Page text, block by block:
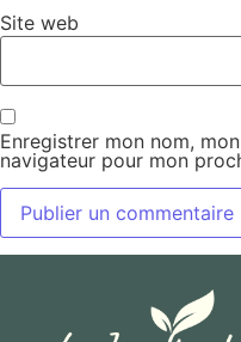
Site web
Enregistrer mon nom,
navigateur pour mon